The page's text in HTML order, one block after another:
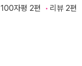
100자평 2편 리뷰 2편